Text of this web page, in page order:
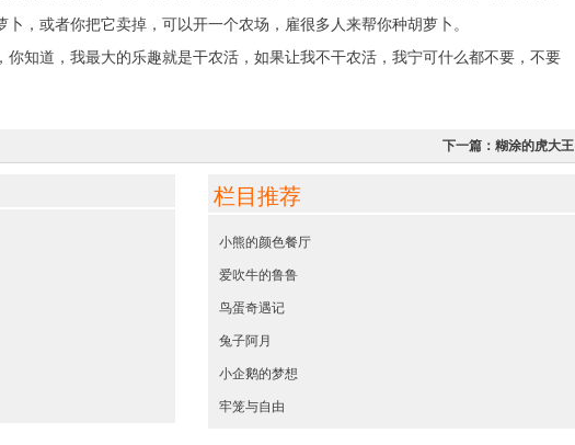
，或者你把它卖掉，可以开一个农场，雇很多人来帮你种胡萝卜。
知道，我最大的乐趣就是干农活，如果让我不干农活，我宁可什么都不要，不要
下一篇： 糊涂的虎大王
栏目推荐
小熊的颜色餐厅
爱吹牛的鲁鲁
鸟蛋奇遇记
兔子阿月
小企鹅的梦想
牢笼与自由